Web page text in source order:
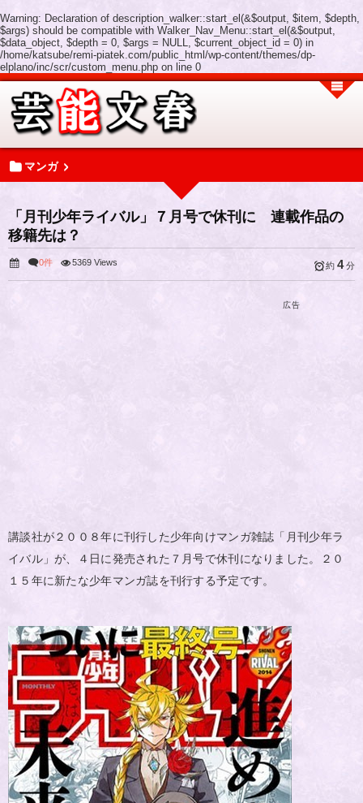
Warning: Declaration of description_walker::start_el(&$output, $item, $depth,
$args) should be compatible with Walker_Nav_Menu::start_el(&$output,
$data_object, $depth = 0, $args = NULL, $current_object_id = 0) in
/home/katsube/remi-piatek.com/public_html/wp-content/themes/dp-
elplano/inc/scr/custom_menu.php on line 0
マンガ
「月刊少年ライバル」７月号で休刊に 連載作品の
移籍先は？
0件 5369 Views 約 4分
広告
講談社が２００８年に刊行した少年向けマンガ雑誌「月刊少年ラ
イバル」が、４日に発売された７月号で休刊になりました。２０
１５年に新たな少年マンガ誌を刊行する予定です。